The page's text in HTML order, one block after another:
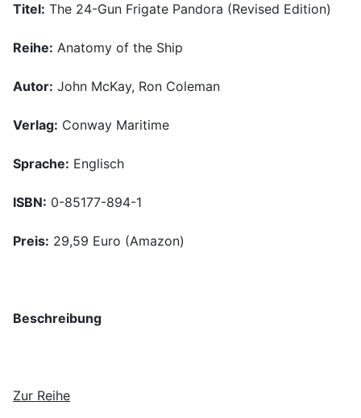
Titel: The 24-Gun Frigate Pandora (Revised Edition)
Reihe: Anatomy of the Ship
Autor: John McKay, Ron Coleman
Verlag: Conway Maritime
Sprache: Englisch
ISBN: 0-85177-894-1
Preis: 29,59 Euro (Amazon)
Beschreibung
Zur Reihe